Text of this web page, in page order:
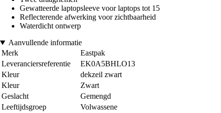
Gewatteerde laptopsleeve voor laptops tot 15
Reflecterende afwerking voor zichtbaarheid
Waterdicht ontwerp
Aanvullende informatie
Merk
Eastpak
Leveranciersreferentie
EK0A5BHLO13
Kleur
dekzeil zwart
Kleur
Zwart
Geslacht
Gemengd
Leeftijdsgroep
Volwassene